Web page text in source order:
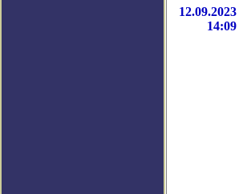
12.09.2023
14:09